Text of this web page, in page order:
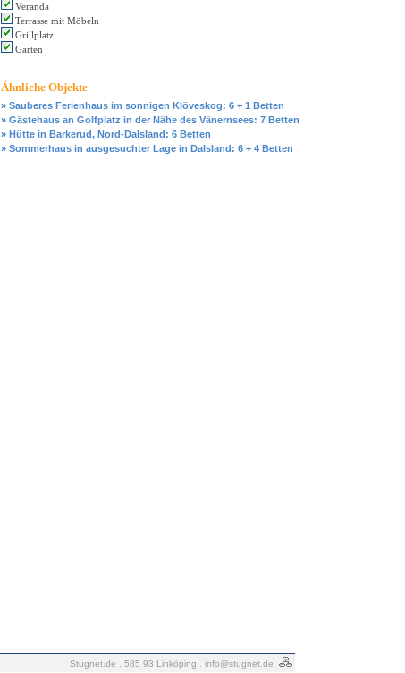
Veranda
Terrasse mit Möbeln
Grillplatz
Garten
Ähnliche Objekte
» Sauberes Ferienhaus im sonnigen Klöveskog: 6 + 1 Betten
» Gästehaus an Golfplatz in der Nähe des Vänernsees: 7 Betten
» Hütte in Barkerud, Nord-Dalsland: 6 Betten
» Sommerhaus in ausgesuchter Lage in Dalsland: 6 + 4 Betten
Stugnet.de . 585 93 Linköping . info@stugnet.de